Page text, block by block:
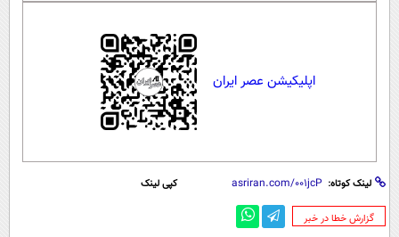
اپلیکیشن عصر ایران
لینک کوتاه: کپی لینک
‌گزارش خطا در خبر